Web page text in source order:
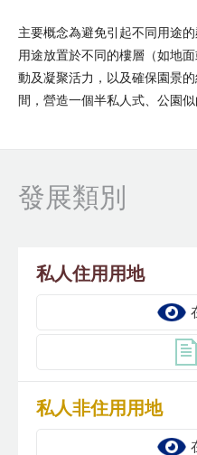
主要概念為避免引起不同用途
用途放置於不同的樓層（如地
動及凝聚活力，以及確保園景
間，營造一個半私人式、公園似
發展類別
私人住用用地
私人非住用用地